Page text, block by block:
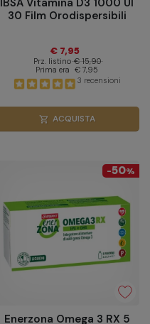
IBSA Vitamina D3 1000 UI
30 Film Orodispersibili
€ 7,95
Prz. listino € 15,90
Prima era € 7,95
3 recensioni
shopping_cart ACQUISTA
-50%
Enerzona Omega 3 RX 5